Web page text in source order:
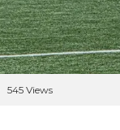
545 Views